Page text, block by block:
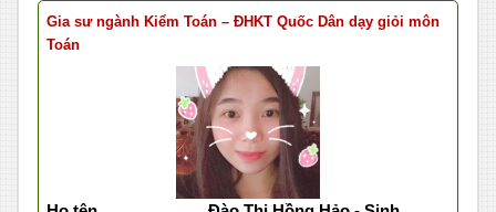
Gia sư ngành Kiểm Toán – ĐHKT Quốc Dân dạy giỏi môn
Toán